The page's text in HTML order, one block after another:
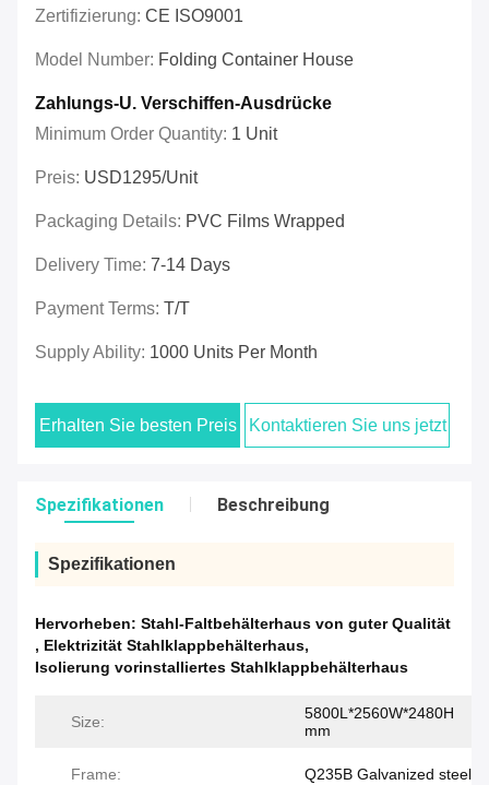
Zertifizierung: CE ISO9001
Model Number: Folding Container House
Zahlungs-U. Verschiffen-Ausdrücke
Minimum Order Quantity: 1 Unit
Preis: USD1295/unit
Packaging Details: PVC Films Wrapped
Delivery Time: 7-14 Days
Payment Terms: T/T
Supply Ability: 1000 Units Per Month
Erhalten Sie besten Preis Kontaktieren Sie uns jetzt
Spezifikationen Beschreibung
Spezifikationen
Hervorheben: Stahl-Faltbehälterhaus von guter Qualität
, Elektrizität Stahlklappbehälterhaus,
Isolierung vorinstalliertes Stahlklappbehälterhaus
Size:
5800L*2560W*2480H
mm
Frame: Q235B Galvanized steel